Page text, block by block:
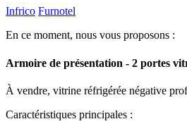
Infrico Furnotel
En ce moment, nous vous proposons :
Armoire de présentation - 2 portes
À vendre, vitrine réfrigérée négative
Caractéristiques principales :